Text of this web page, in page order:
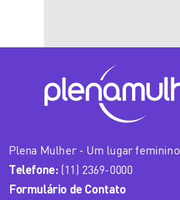
Plena Mulher - Um lugar feminino
Telefone: (11) 2369-0000
Formulário de Contato